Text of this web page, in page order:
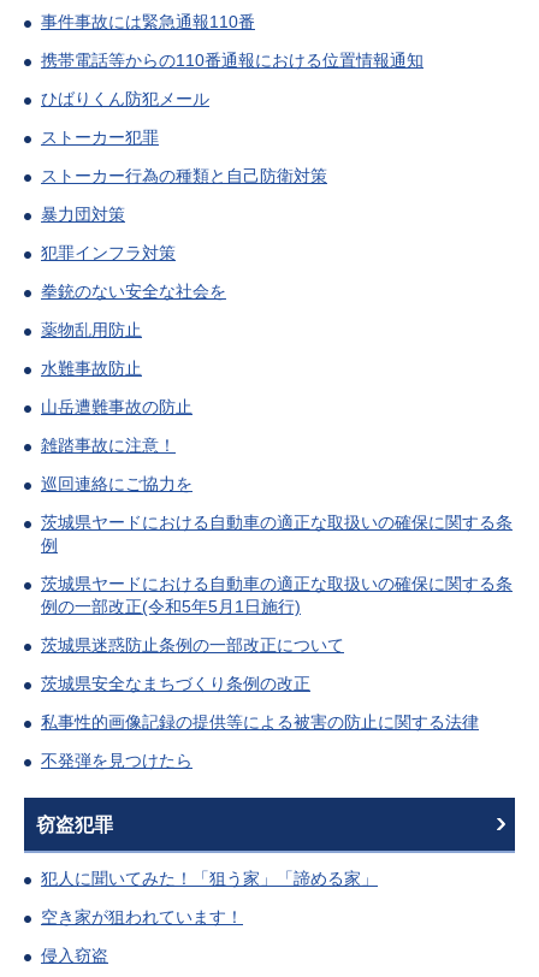
事件事故には緊急通報110番
携帯電話等からの110番通報における位置情報通知
ひばりくん防犯メール
ストーカー犯罪
ストーカー行為の種類と自己防衛対策
暴力団対策
犯罪インフラ対策
拳銃のない安全な社会を
薬物乱用防止
水難事故防止
山岳遭難事故の防止
雑踏事故に注意！
巡回連絡にご協力を
茨城県ヤードにおける自動車の適正な取扱いの確保に関する条
例
茨城県ヤードにおける自動車の適正な取扱いの確保に関する条
例の一部改正(令和5年5月1日施行)
茨城県迷惑防止条例の一部改正について
茨城県安全なまちづくり条例の改正
私事性的画像記録の提供等による被害の防止に関する法律
不発弾を見つけたら
窃盗犯罪
犯人に聞いてみた！「狙う家」「諦める家」
空き家が狙われています！
侵入窃盗